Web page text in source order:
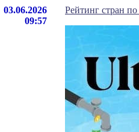
03.06.2026
09:57
Рейтинг стран